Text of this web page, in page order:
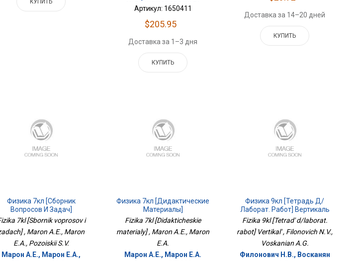
КУПИТЬ
Артикул: 1650411
$205.95
Доставка за 1–3 дня
КУПИТЬ
Доставка за 14–20 дней
КУПИТЬ
Физика 7кл [Сборник
Вопросов И Задач]
7kl [Sbornik voprosov i
, Maron A.E., Maron
E.A., Pozoiskii S.V.
Марон А.Е., Марон Е.А.,
Физика 7кл [Дидактические
Материалы]
Fizika 7kl [Didakticheskie
materialy] , Maron A.E., Maron
E.A.
Марон А.Е., Марон Е.А.
Физика 9кл [Тетрадь Д/
Лаборат. Работ] Вертикаль
Fizika 9kl [Tetrad' d/laborat.
rabot] Vertikal' , Filonovich N.V.,
Voskanian A.G.
Филонович Н.В., Восканян